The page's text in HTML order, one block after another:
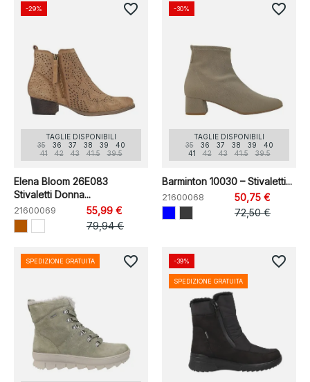
TAGLIE DISPONIBILI
35
36 37 38 39
40
41
42 43 41.5 39.5
Elena Bloom 26E083
Stivaletti Donna...
21600069
55,99 €
79,94 €
-29% favorite_border
TAGLIE DISPONIBILI
35
36 37 38 39
40
41
42 43 41.5 39.5
Barminton 10030 – Stivaletti...
21600068
50,75 €
72,50 €
-30% favorite_border
SPEDIZIONE GRATUITA favorite_border -39%
SPEDIZIONE GRATUITA
favorite_border